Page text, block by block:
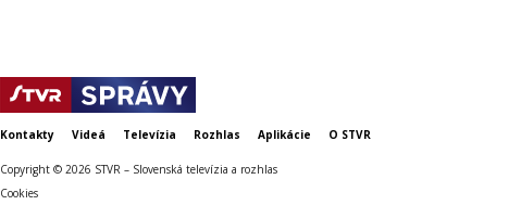
Kontakty Videá Televízia Rozhlas Aplikácie O STVR
Copyright © 2026 STVR – Slovenská televízia a rozhlas
Cookies